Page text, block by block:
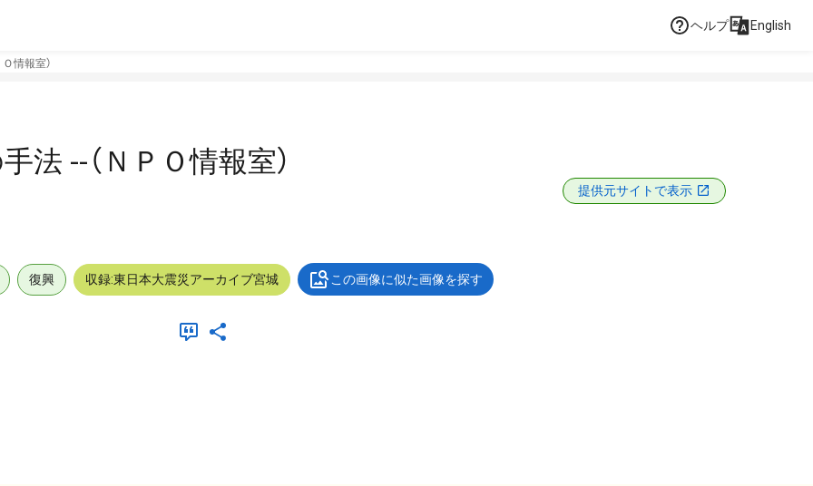
ヘルプ English
情報室）
--（ＮＰＯ情報室）
提供元サイトで表示
復興 収録:東日本大震災アーカイブ宮城 この画像に似た画像を探す